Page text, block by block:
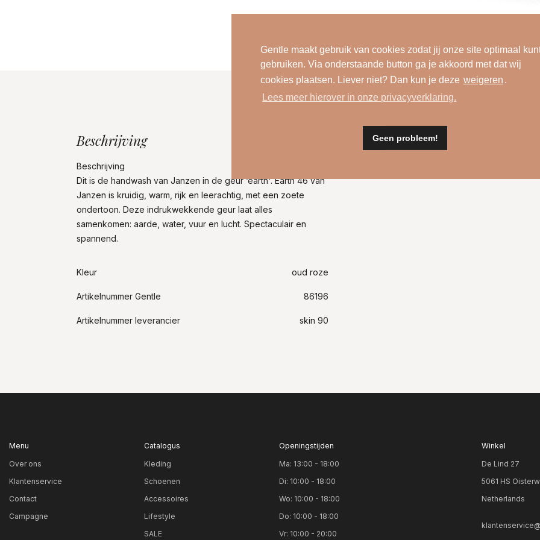
Gentle maakt gebruik van cookies zodat jij onze site optimaal
gebruiken. Via onderstaande button ga je akkoord met dat wij
cookies plaatsen. Liever niet? Dan kun je deze weigeren .
Lees meer hierover in onze privacyverklaring.
Geen probleem!
Beschrijving
Beschrijving
Dit is de handwash van Janzen in de geur ‘earth'. Earth 46 van
Janzen is kruidig, warm, rijk en leerachtig, met een zoete
ondertoon. Deze indrukwekkende geur laat alles
samenkomen: aarde, water, vuur en lucht. Spectaculair en
spannend.
Kleur oud roze
Artikelnummer Gentle 86196
Artikelnummer leverancier skin 90
Materiaal
Menu
Over ons
Klantenservice
Contact
Campagne
Catalogus
Kleding
Schoenen
Accessoires
Lifestyle
SALE
Openingstijden
Ma: 13:00 - 18:00
Di: 10:00 - 18:00
Wo: 10:00 - 18:00
Do: 10:00 - 18:00
Vr: 10:00 - 20:00
Winkel
De Lind 27
5061 HS
Netherlands